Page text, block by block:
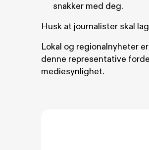
snakker med deg.
Husk at journalister skal
Lokal og regionalnyheter
denne representative
mediesynlighet.